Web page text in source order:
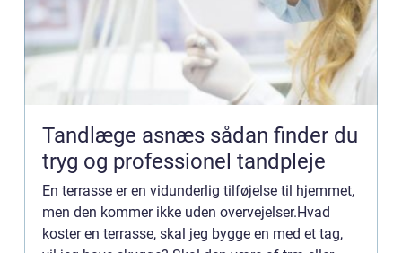
Tandlæge asnæs sådan finder du
tryg og professionel tandpleje
En terrasse er en vidunderlig tilføjelse til hjemmet,
men den kommer ikke uden overvejelser.Hvad
koster en terrasse, skal jeg bygge en med et tag,